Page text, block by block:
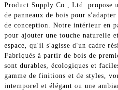
Product Supply Co., Ltd. propose
de panneaux de bois pour
de conception. Notre intérieur en
pour ajouter une touche naturelle
espace, qu'il s'agisse d'un cadre
Fabriqués à partir de bois de
sont durables, écologiques et
gamme de finitions et de styles,
intemporel et élégant ou une